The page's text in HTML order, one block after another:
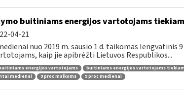
buitiniams energijos vartotojams
04-21
nuo 2019 m. sausio 1 d. taikomas lengvatinis
kaip jie apibrėžti Lietuvos Respublikos...
energijos vartotojams
buitiniams energijos vartotojams
medienai 9 proc malkoms 9 proc medienai